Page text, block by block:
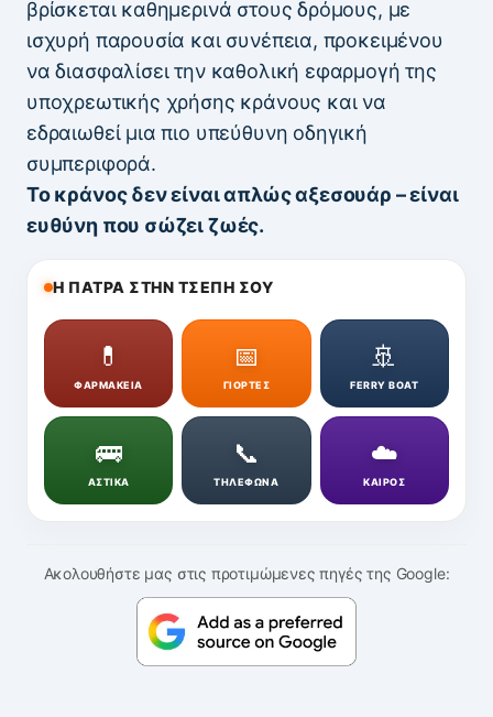
βρίσκεται καθημερινά στους δρόμους, με
ισχυρή παρουσία και συνέπεια, προκειμένου
να διασφαλίσει την καθολική εφαρμογή της
υποχρεωτικής χρήσης κράνους και να
εδραιωθεί μια πιο υπεύθυνη οδηγική
συμπεριφορά.
Το κράνος δεν είναι απλώς αξεσουάρ – είναι
ευθύνη που σώζει ζωές.
Η ΠΑΤΡΑ ΣΤΗΝ ΤΣΕΠΗ ΣΟΥ
💊
ΦΑΡΜΑΚΕΙΑ
📅
ΓΙΟΡΤΕΣ
🚢
FERRY BOAT
🚌
ΑΣΤΙΚΑ
📞
ΤΗΛΕΦΩΝΑ
☁️
ΚΑΙΡΟΣ
Ακολουθήστε μας στις προτιμώμενες πηγές της Google: